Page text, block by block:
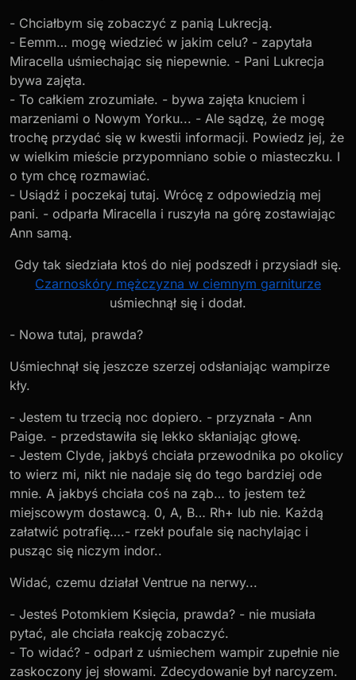
- Chciałbym się zobaczyć z panią Lukrecją.
- Eemm… mogę wiedzieć w jakim celu? - zapytała
Miracella uśmiechając się niepewnie. - Pani Lukrecja
bywa zajęta.
- To całkiem zrozumiałe. - bywa zajęta knuciem i
marzeniami o Nowym Yorku... - Ale sądzę, że mogę
trochę przydać się w kwestii informacji. Powiedz jej, że
w wielkim mieście przypomniano sobie o miasteczku. I
o tym chcę rozmawiać.
- Usiądź i poczekaj tutaj. Wrócę z odpowiedzią mej
pani. - odparła Miracella i ruszyła na górę zostawiając
Ann samą.
Gdy tak siedziała ktoś do niej podszedł i przysiadł się.
Czarnoskóry mężczyzna w ciemnym garniturze
uśmiechnął się i dodał.
- Nowa tutaj, prawda?
Uśmiechnął się jeszcze szerzej odsłaniając wampirze
kły.
- Jestem tu trzecią noc dopiero. - przyznała - Ann
Paige. - przedstawiła się lekko skłaniając głowę.
- Jestem Clyde, jakbyś chciała przewodnika po okolicy
to wierz mi, nikt nie nadaje się do tego bardziej ode
mnie. A jakbyś chciała coś na ząb… to jestem też
miejscowym dostawcą. 0, A, B… Rh+ lub nie. Każdą
załatwić potrafię….- rzekł poufale się nachylając i
pusząc się niczym indor..
Widać, czemu działał Ventrue na nerwy...
- Jesteś Potomkiem Księcia, prawda? - nie musiała
pytać, ale chciała reakcję zobaczyć.
- To widać? - odparł z uśmiechem wampir zupełnie nie
zaskoczony jej słowami. Zdecydowanie był narcyzem.